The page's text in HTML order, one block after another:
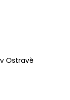
Ostravě